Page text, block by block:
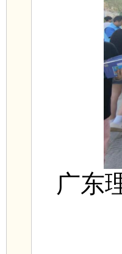
广东